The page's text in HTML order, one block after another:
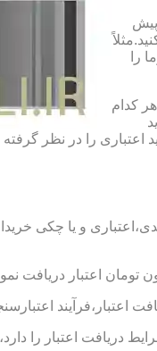
پیش
را
کدام
اعتباری را در نظر
و یا چکی
اعتبار،فرآیند
دریافت اعتبار را